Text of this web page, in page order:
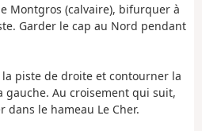
Montgros (calvaire), bifurquer à
Garder le cap au Nord pendant
piste de droite et contourner la
gauche. Au croisement qui suit,
le hameau Le Cher.